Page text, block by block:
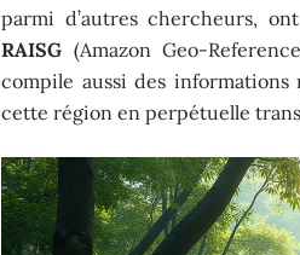
parmi d’autres chercheurs,
RAISG (Amazon Geo-
compile aussi des
cette région en perpétuelle